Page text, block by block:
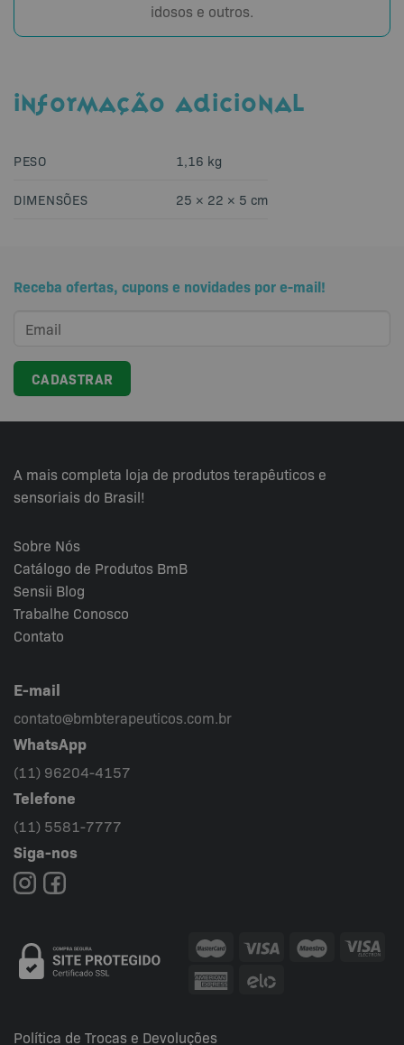
idosos e outros.
INFORMAÇÃO ADICIONAL
PESO 1,16 kg
DIMENSÕES 25 × 22 × 5 cm
Receba ofertas, cupons e novidades por e-mail!
A mais completa loja de produtos terapêuticos e
sensoriais do Brasil!
Sobre Nós
Catálogo de Produtos BmB
Sensii Blog
Trabalhe Conosco
Contato
E-mail
contato@bmbterapeuticos.com.br
WhatsApp
(11) 96204-4157
Telefone
(11) 5581-7777
Siga-nos
Política de Trocas e Devoluções